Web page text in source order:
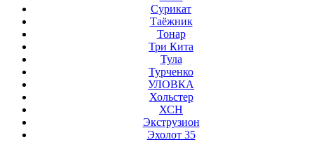
Сурикат
Таёжник
Тонар
Три Кита
Тула
Турченко
УЛОВКА
Хольстер
ХСН
Экструзион
Эхолот 35